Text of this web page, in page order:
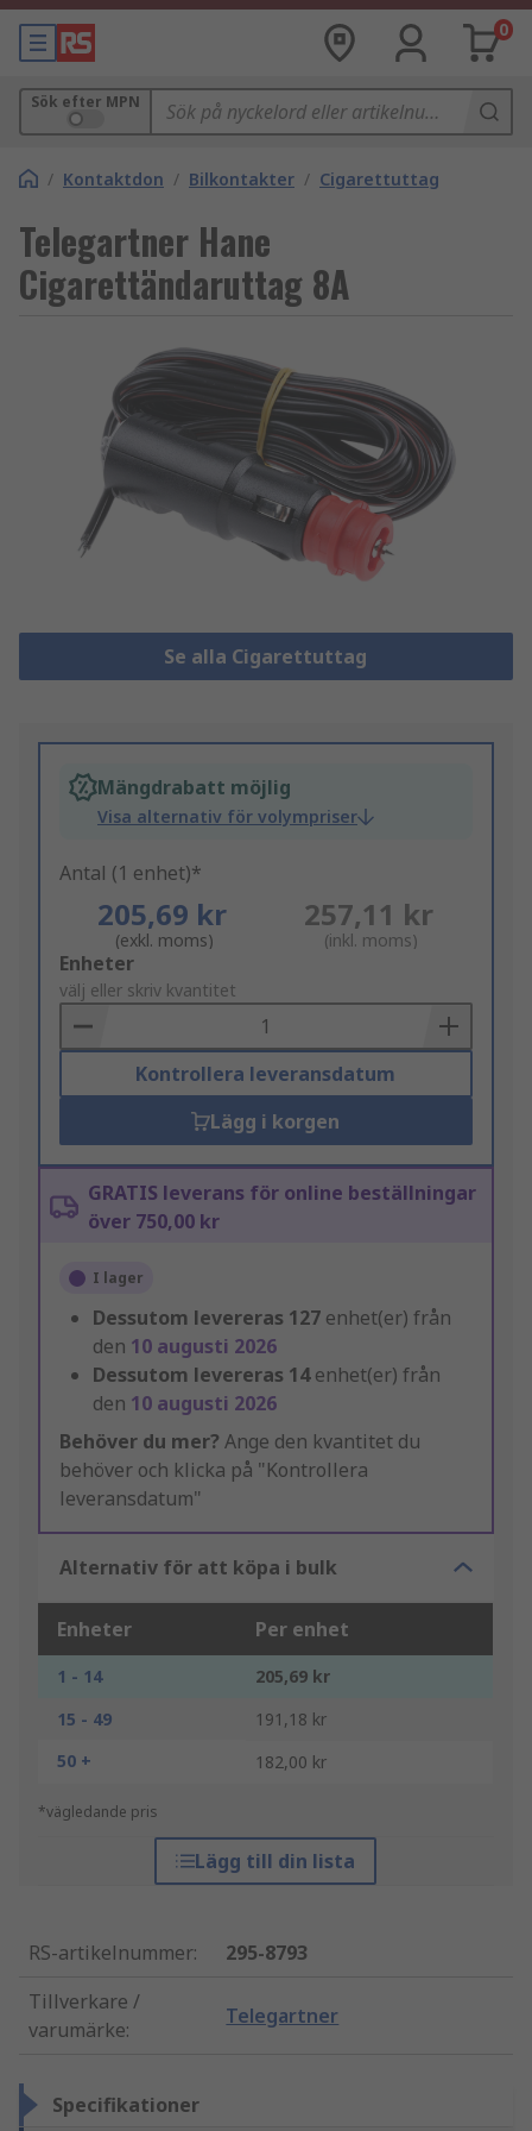
0
Sök efter MPN
/ Kontaktdon / Bilkontakter / Cigarettuttag
Telegartner Hane
Cigarettändaruttag 8A
Se alla Cigarettuttag
Mängdrabatt möjlig
Visa alternativ för volympriser
Antal (1 enhet)*
205,69 kr
(exkl. moms)
257,11 kr
(inkl. moms)
Add
to
Basket
Enheter
välj eller skriv kvantitet
Kontrollera leveransdatum
Lägg i korgen
GRATIS leverans för online beställningar
över 750,00 kr
I lager
Dessutom levereras 127 enhet(er) från
den 10 augusti 2026
Dessutom levereras 14enhet(er) från
den 10 augusti 2026
Behöver du mer? Ange den kvantitet du
behöver och klicka på "Kontrollera
leveransdatum"
Alternativ för att köpa i bulk
Enheter Per enhet
1 - 14
205,69 kr
15 - 49
191,18 kr
50 +
182,00 kr
*vägledande pris
Lägg till din lista
RS-artikelnummer:
295-8793
Tillverkare /
varumärke:
Telegartner
Specifikationer